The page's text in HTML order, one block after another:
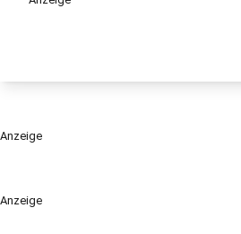
Anzeige
Anzeige